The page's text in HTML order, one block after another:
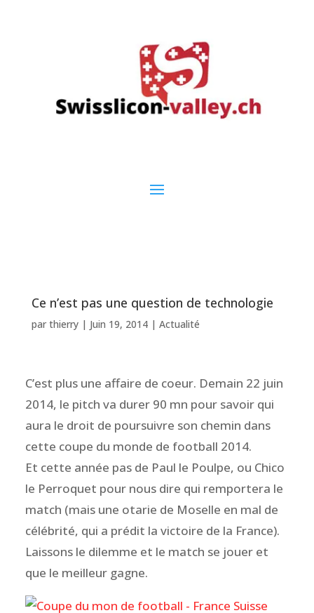
Ce n’est pas une question de technologie
par thierry| Juin 19, 2014| Actualité
C’est plus une affaire de coeur. Demain 22 juin
2014, le pitch va durer 90 mn pour savoir qui
aura le droit de poursuivre son chemin dans
cette coupe du monde de football 2014.
Et cette année pas de Paul le Poulpe, ou Chico
le Perroquet pour nous dire qui remportera le
match (mais une otarie de Moselle en mal de
célébrité, qui a prédit la victoire de la France).
Laissons le dilemme et le match se jouer et
que le meilleur gagne.